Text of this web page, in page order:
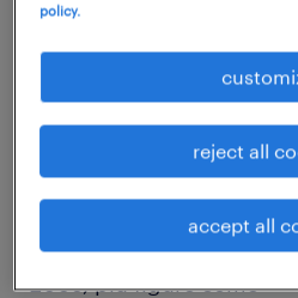
job details
Randstad Italia spa, sub-
center & customer
italiana leader nel
dei processi BPO
2009, più figure come
policy.
reject all
accept all